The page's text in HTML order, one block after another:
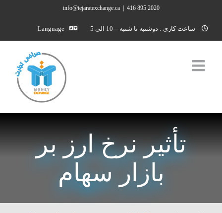
content
2020 895 416
info@tejaratexchange.ca
ساعت کاری : دوشنبه تا شنبه – 10 الی 5 Language
تأثیر نرخ ارز بر
بازار سهام